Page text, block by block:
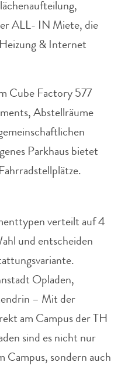
ALL- IN Miete, die
& Internet
Cube Factory 577
Abstellräume
Parkhaus bietet
verteilt auf 4
und entscheiden
Opladen,
– Mit der
am Campus der TH
sind es nicht nur
Campus, sondern auch